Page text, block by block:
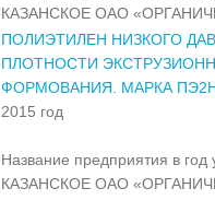
КАЗАНСКОЕ ОАО
ПОЛИЭТИЛЕН НИЗКОГО
ПЛОТНОСТИ
ФОРМОВАНИЯ. МАРКА
2015 год
Название предприятия в год
КАЗАНСКОЕ ОАО